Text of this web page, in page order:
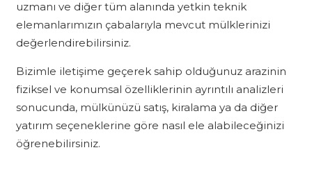
uzmanı ve diğer tüm alanında yetkin teknik
elemanlarımızın çabalarıyla mevcut mülklerinizi
değerlendirebilirsiniz.
Bizimle iletişime geçerek sahip olduğunuz arazinin
fiziksel ve konumsal özelliklerinin ayrıntılı analizleri
sonucunda, mülkünüzü satış, kiralama ya da diğer
yatırım seçeneklerine göre nasıl ele alabileceğinizi
öğrenebilirsiniz.